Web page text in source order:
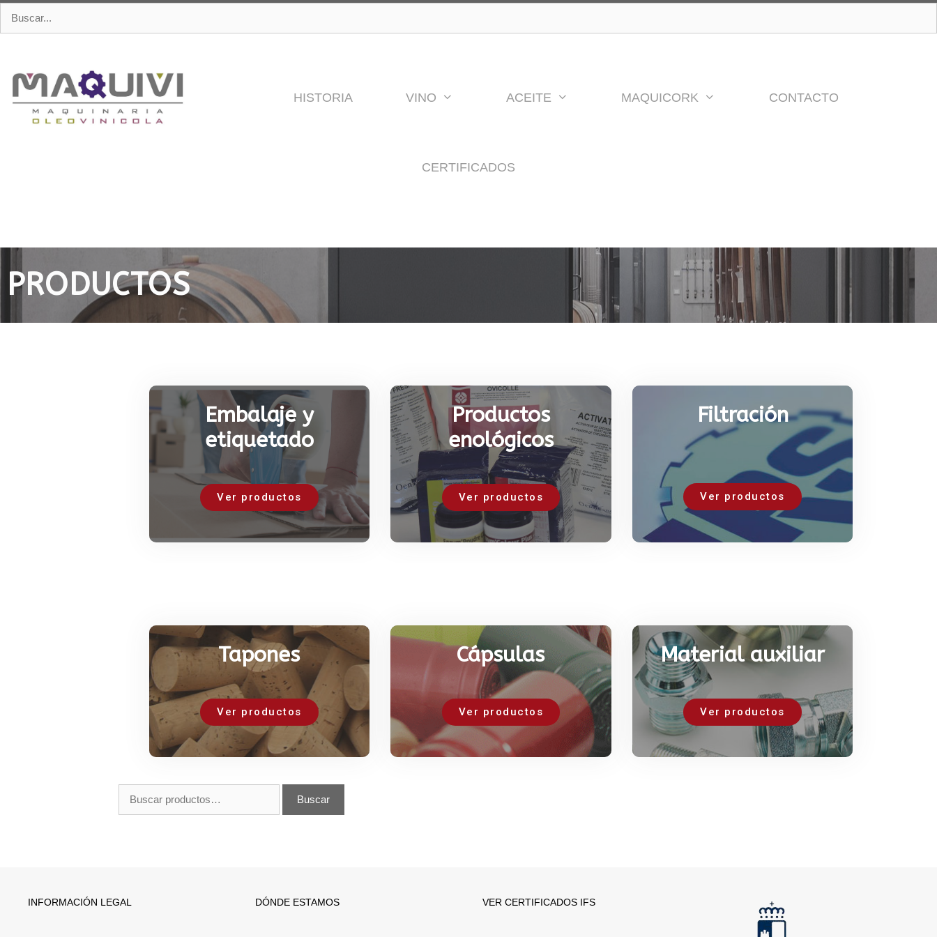
HISTORIA VINO ACEITE MAQUICORK CONTACTO
CERTIFICADOS
PRODUCTOS
Embalaje y
etiquetado
Ver productos
Productos
enológicos
Ver productos
Filtración
Ver productos
Tapones
Ver productos
Cápsulas
Ver productos
Material auxiliar
Ver productos
Buscar
INFORMACIÓN LEGAL DÓNDE ESTAMOS VER CERTIFICADOS IFS